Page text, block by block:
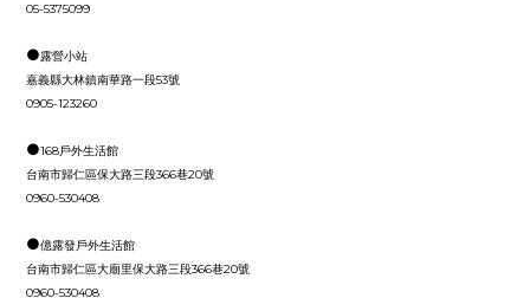
05-5375099
●露營小站
嘉義縣大林鎮南華路一段53號
0905-123260
●168戶外生活館
台南市歸仁區保大路三段366巷20號
0960-530408
●億露發戶外生活館
台南市歸仁區大廟里保大路三段366巷20號
0960-530408